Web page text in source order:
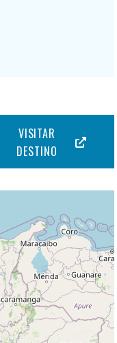
VISITAR
DESTINO